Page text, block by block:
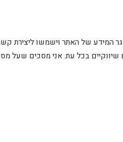
של האתר וישמשו ליצירת
בכל עת. אני מסכים שעל